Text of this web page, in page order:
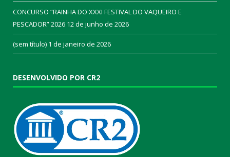
CONCURSO “RAINHA DO XXXI FESTIVAL DO VAQUEIRO E
PESCADOR” 2026 12 de junho de 2026
(sem título) 1 de janeiro de 2026
DESENVOLVIDO POR CR2